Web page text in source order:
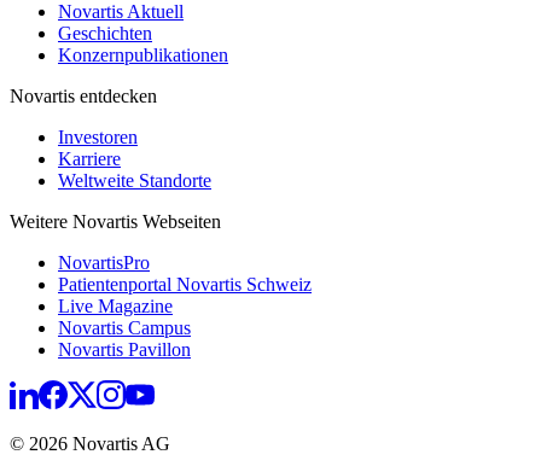
Novartis Aktuell
Geschichten
Konzernpublikationen
Novartis entdecken
Investoren
Karriere
Weltweite Standorte
Weitere Novartis Webseiten
NovartisPro
Patientenportal Novartis Schweiz
Live Magazine
Novartis Campus
Novartis Pavillon
© 2026 Novartis AG